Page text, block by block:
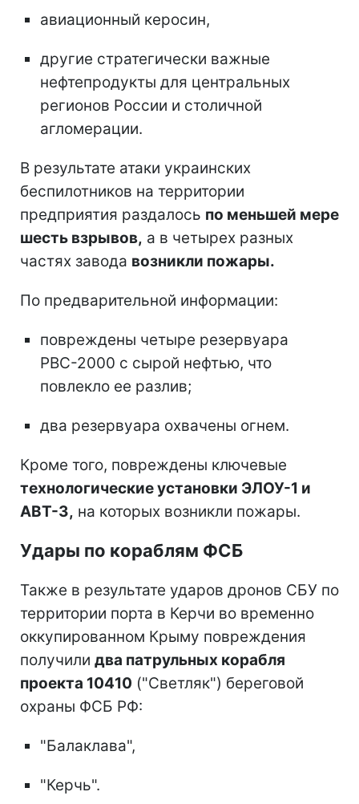
авиационный керосин,
другие стратегически важные
нефтепродукты для центральных
регионов России и столичной
агломерации.
В результате атаки украинских
беспилотников на территории
предприятия раздалось по меньшей мере
шесть взрывов, а в четырех разных
частях завода возникли пожары.
По предварительной информации:
повреждены четыре резервуара
РВС-2000 с сырой нефтью, что
повлекло ее разлив;
два резервуара охвачены огнем.
Кроме того, повреждены ключевые
технологические установки ЭЛОУ-1 и
АВТ-3, на которых возникли пожары.
Удары по кораблям ФСБ
Также в результате ударов дронов СБУ по
территории порта в Керчи во временно
оккупированном Крыму повреждения
получили два патрульных корабля
проекта 10410 ("Светляк") береговой
охраны ФСБ РФ:
"Балаклава",
"Керчь".